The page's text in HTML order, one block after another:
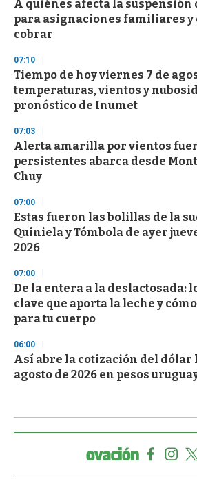
A quiénes afecta la suspensión
para asignaciones familiares y
cobrar
07:10
Tiempo de hoy viernes 7 de
temperaturas, vientos y
pronóstico de Inumet
07:03
Alerta amarilla por vientos
persistentes abarca desde
Chuy
07:00
Estas fueron las bolillas de la
Quiniela y Tómbola de ayer
2026
07:00
De la entera a la deslactosada:
clave que aporta la leche y
para tu cuerpo
06:00
Así abre la cotización del dólar
agosto de 2026 en pesos